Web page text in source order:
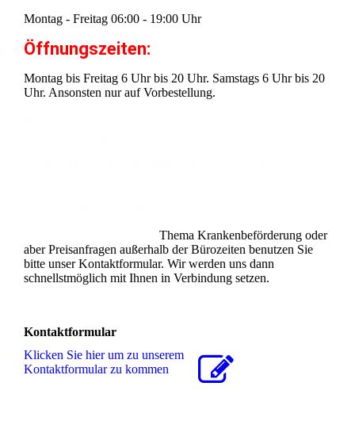
Montag - Freitag 06:00 - 19:00 Uhr
Öffnungszeiten:
Montag bis Freitag 6 Uhr bis 20 Uhr. Samstags 6 Uhr bis 20
Uhr. Ansonsten nur auf Vorbestellung.
Thema Krankenbeförderung oder
aber Preisanfragen außerhalb der Bürozeiten benutzen Sie
bitte unser Kontaktformular. Wir werden uns dann
schnellstmöglich mit Ihnen in Verbindung setzen.
Kontaktformular
Klicken Sie hier um zu unserem
Kon­takt­for­mu­lar zu kommen